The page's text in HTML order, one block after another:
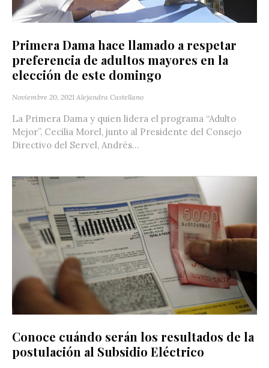
Primera Dama hace llamado a respetar
preferencia de adultos mayores en la
elección de este domingo
Noviembre 20, 2021 Alejandra Castellano
La Primera Dama y quien lidera el programa “Adulto
Mejor”, Cecilia Morel, junto al Presidente del Consejo
Directivo del Servel, Andrés...
Conoce cuándo serán los resultados de la
postulación al Subsidio Eléctrico